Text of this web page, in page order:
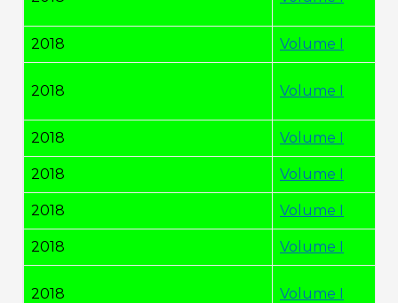
2018 Volume I
2018 Volume I
2018 Volume I
2018 Volume I
2018 Volume I
2018 Volume I
2018 Volume I